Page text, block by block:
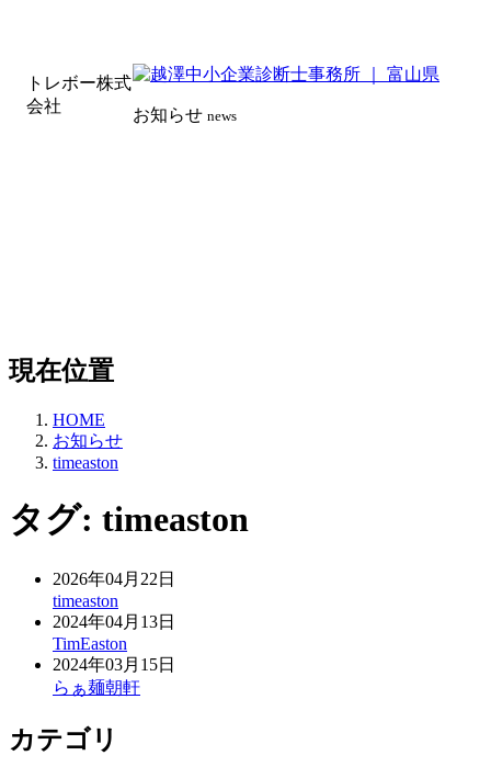
トレボー株式
会社
お知らせ news
現在位置
HOME
お知らせ
timeaston
タグ: timeaston
2026年04月22日
timeaston
2024年04月13日
TimEaston
2024年03月15日
らぁ麺朝軒
カテゴリ